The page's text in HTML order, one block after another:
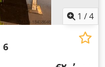
1 /4
6